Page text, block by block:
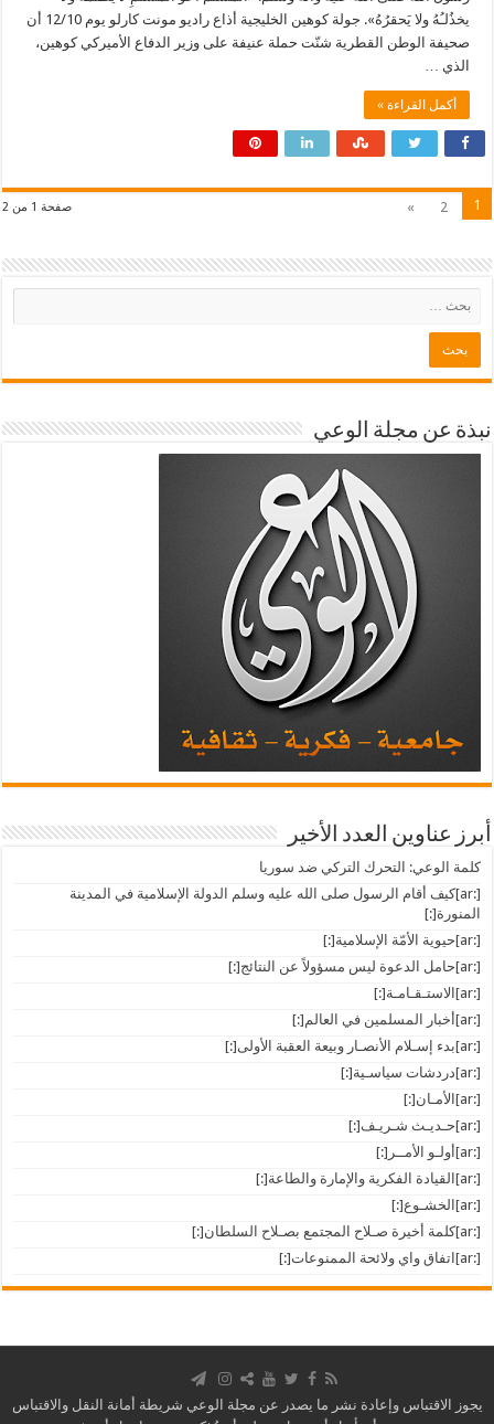
يخذُلـُهُ ولا يَحقرُهُ». جولة كوهين الخليجية أذاع راديو مونت كارلو يوم 12/10 أن
صحيفة الوطن القطرية شنّت حملة عنيفة على وزير الدفاع الأميركي كوهين،
الذي …
أكمل القراءة »
صفحة 1 من 2 1
2
»
نبذة عن مجلة الوعي
أبرز عناوين العدد الأخير
كلمة الوعي: التحرك التركي ضد سوريا
[:ar]كيف أقام الرسول صلى الله عليه وسلم الدولة الإسلامية في المدينة
المنورة[:]
[:ar]حيوية الأمّة الإسلامية[:]
[:ar]حامل الدعوة ليس مسؤولاً عن النتائج[:]
[:ar]الاستـقـامـة[:]
[:ar]أخبار المسلمين في العالم[:]
[:ar]بدء إسـلام الأنصـار وبيعة العقبة الأولى[:]
[:ar]دردشات سياسـية[:]
[:ar]الأمـان[:]
[:ar]حـديـث شـريـف[:]
[:ar]أولـو الأمــر[:]
[:ar]القيادة الفكرية والإمارة والطاعة[:]
[:ar]الخشـوع[:]
[:ar]كلمة أخيرة صـلاح المجتمع بصـلاح السلطان[:]
[:ar]اتفاق واي ولائحة الممنوعات[:]
يجوز الاقتباس وإعادة نشر ما يصدر عن مجلة الوعي شريطة أمانة النقل والاقتباس